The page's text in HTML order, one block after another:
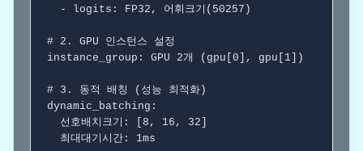
  - logits: FP32, 어휘크기(50257)
# 2. GPU 인스턴스 설정
instance_group: GPU 2개 (gpu[0], gpu[1])
# 3. 동적 배칭 (성능 최적화)
dynamic_batching:
  선호배치크기: [8, 16, 32]
  최대대기시간: 1ms